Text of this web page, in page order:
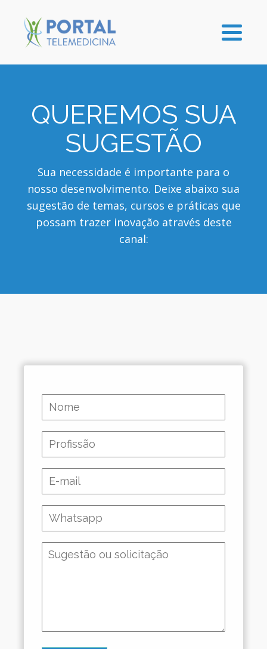
QUEREMOS SUA
SUGESTÃO
Sua necessidade é importante para o
nosso desenvolvimento. Deixe abaixo sua
sugestão de temas, cursos e práticas que
possam trazer inovação através deste
canal: